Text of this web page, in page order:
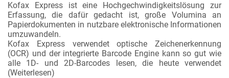
Kofax Express ist eine Hochgechwindigkeitslösung zur
Erfassung, die dafür gedacht ist, große Volumina an
Papierdokumenten in nutzbare elektronische Informationen
umzuwandeln.
Kofax Express verwendet optische Zeichenerkennung
(OCR) und der integrierte Barcode Engine kann so gut wie
alle 1D- und 2D-Barcodes lesen, die heute verwendet
(Weiterlesen)